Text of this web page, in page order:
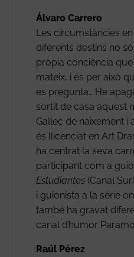
Álvaro Carrero
Les circumstàncies
diferents destins no
pròpia conciència
mateix, i és per això
es pregunta… He
sortit de casa aquest
Gallec de naixement i
és llicenciat en Art
ha centrat la seva
participant com a
Estudiantes (Canal
i guionista a la sèrie
també ha gravat
canal d’humor
Raúl Pérez